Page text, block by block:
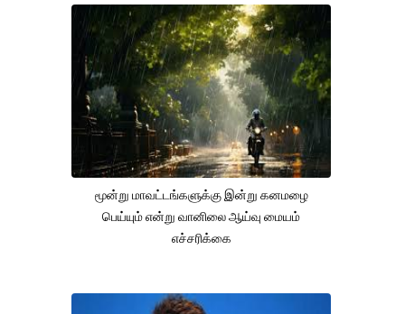
மூன்று மாவட்டங்களுக்கு இன்று கனமழை
பெய்யும் என்று வானிலை ஆய்வு மையம்
எச்சரிக்கை